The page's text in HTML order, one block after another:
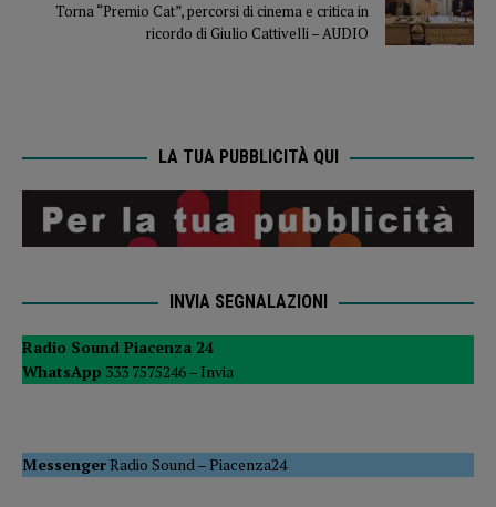
Torna “Premio Cat”, percorsi di cinema e critica in
ricordo di Giulio Cattivelli – AUDIO
LA TUA PUBBLICITÀ QUI
INVIA SEGNALAZIONI
Radio Sound Piacenza 24
WhatsApp 333 7575246 – Invia
MessengerRadio Sound –Piacenza24